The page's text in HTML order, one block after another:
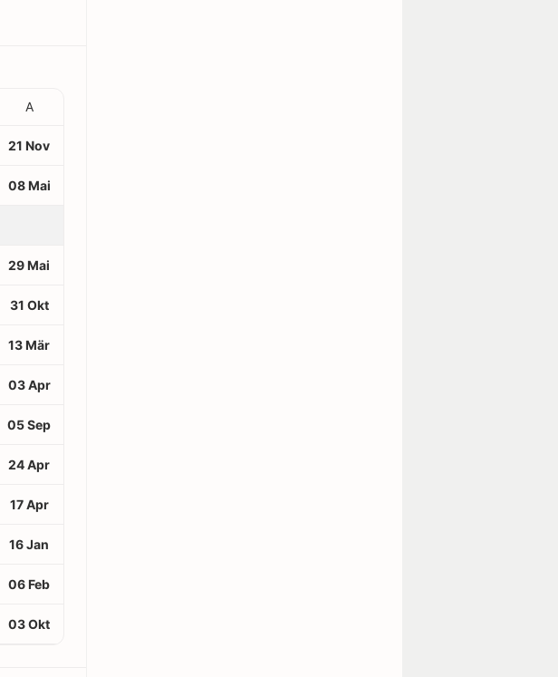
A
21 Nov
08 Mai
29 Mai
31 Okt
13 Mär
03 Apr
05 Sep
24 Apr
17 Apr
16 Jan
06 Feb
03 Okt